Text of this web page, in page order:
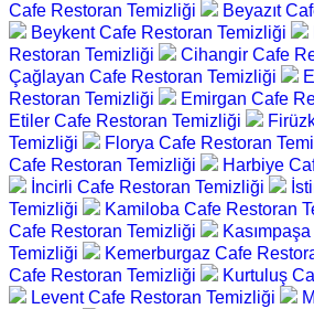
Cafe Restoran Temizliği
Beyazıt
Beykent Cafe Restoran Temizliği
Restoran Temizliği
Cihangir Cafe
Çağlayan Cafe Restoran Temizliği
Restoran Temizliği
Emirgan Cafe
Etiler Cafe Restoran Temizliği
Temizliği
Florya Cafe Restoran
Cafe Restoran Temizliği
Harbiye
İncirli Cafe Restoran Temizliği
Temizliği
Kamiloba Cafe Restoran
Cafe Restoran Temizliği
Temizliği
Kemerburgaz Cafe
Cafe Restoran Temizliği
Kurtuluş
Levent Cafe Restoran Temizliği